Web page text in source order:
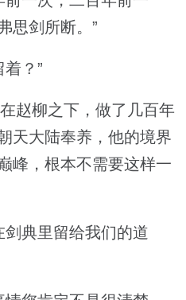
思剑所断。”
？”
赵柳之下，做了几百年
天大陆奉养，他的境界
峰，根本不需要这样一
典里留给我们的道